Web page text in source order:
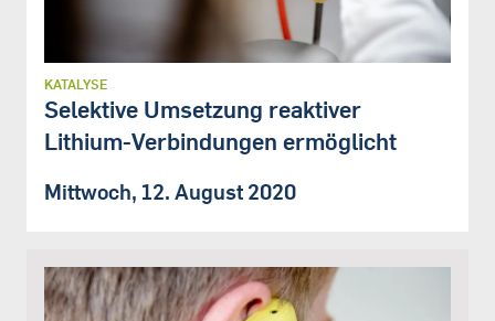
KATALYSE
Selektive Umsetzung reaktiver
Lithium-Verbindungen ermöglicht
Mittwoch, 12. August 2020